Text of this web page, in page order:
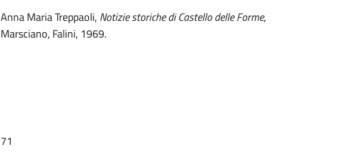
Anna Maria Treppaoli, Notizie storiche di Castello delle Forme,
Marsciano, Falini, 1969.
71